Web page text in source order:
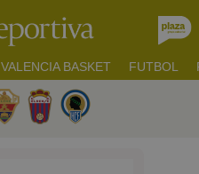
VALENCIA BASKET FUTBOL